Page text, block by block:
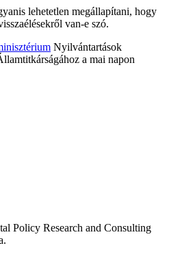
lehetetlen megállapítani, hogy
van-e szó.
Nyilvántartások
a mai napon
Policy Research and Consulting